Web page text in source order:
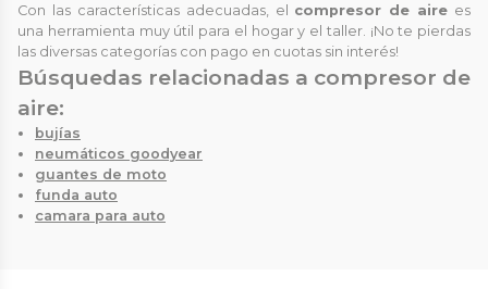
Con las características adecuadas, el compresor de aire es
una herramienta muy útil para el hogar y el taller. ¡No te pierdas
las diversas categorías con pago en cuotas sin interés!
Búsquedas relacionadas a compresor de
aire:
bujías
neumáticos goodyear
guantes de moto
funda auto
camara para auto